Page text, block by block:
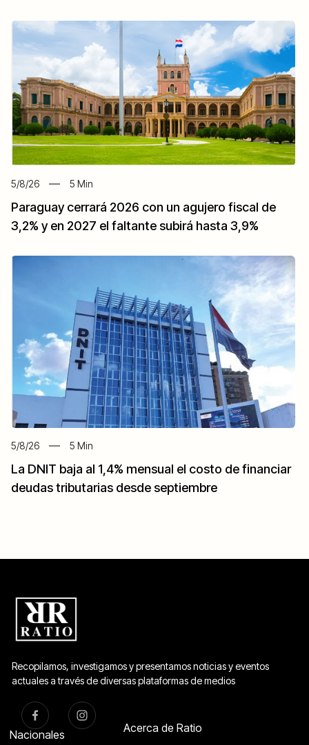
5/8/26 5 Min
Paraguay cerrará 2026 con un agujero fiscal de
3,2% y en 2027 el faltante subirá hasta 3,9%
5/8/26 5 Min
La DNIT baja al 1,4% mensual el costo de financiar
deudas tributarias desde septiembre
Recopilamos, investigamos y presentamos noticias y eventos
actuales a través de diversas plataformas de medios
Nacionales Acerca de Ratio